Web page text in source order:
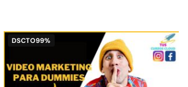
DSCTO99%
El
precio
original
era:
$350.
El
precio
actual
es:
$5.